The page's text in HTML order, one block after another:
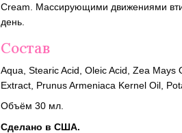
Cream. Массирующими движениями
день.
Состав
Aqua, Stearic Acid, Oleic Acid, Zea
Extract, Prunus Armeniaca Kernel Oil,
Объём 30 мл.
Сделано в США.